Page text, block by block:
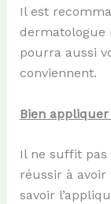
Il est
dermatologue
pourra aussi
conviennent.
Bien
Il ne suffit pas
réussir à avoir
savoir